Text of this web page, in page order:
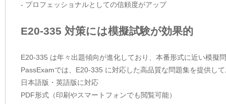
- プロフェッショナルとしての信頼度がアップ
E20-335 対策には模擬試験が効果的
E20-335 は年々出題傾向が進化しており、本番形式に近い模擬
PassExamでは、E20-335 に対応した高品質な問題集を提供し
日本語版・英語版に対応
PDF形式（印刷やスマートフォンでも閲覧可能）